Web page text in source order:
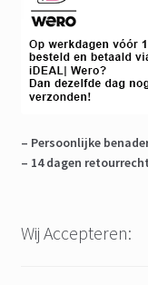
– Persoonlijke
– 14 dagen retourrecht
Wij Accepteren: